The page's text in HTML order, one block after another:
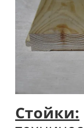
Стойки: